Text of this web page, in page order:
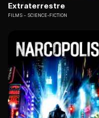
Extraterrestre
FILMS SCIENCE-FICTION